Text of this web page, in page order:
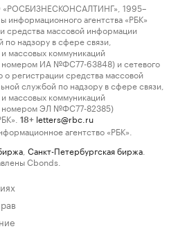
1995–
агентства «РБК»
средства массовой информации
надзору в сфере связи,
массовых коммуникаций
номером ИА №ФС77-63848) и сетевого
о регистрации средства массовой
службой по надзору в сфере связи,
массовых коммуникаций
номером ЭЛ №ФС77-82385)
18+ letters@rbc.ru
агентство «РБК».
Санкт-Петербургская биржа
Cbonds.